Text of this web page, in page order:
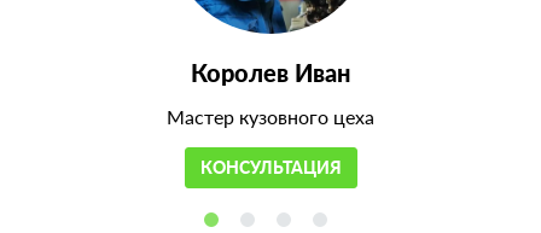
Королев Иван
Мастер кузовного цеха
КОНСУЛЬТАЦИЯ